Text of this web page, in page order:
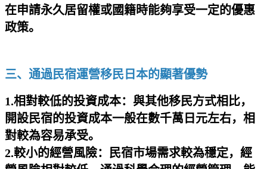
在申請永久居留權或國籍時能夠享受一定的優惠
政策。
三、通過民宿運營移民日本的顯著優勢
1.相對較低的投資成本：與其他移民方式相比，
開設民宿的投資成本一般在數千萬日元左右，相
對較為容易承受。
2.較小的經營風險：民宿市場需求較為穩定，經